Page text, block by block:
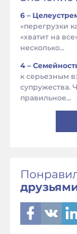
6 –
«перегрузки
«хватит на
несколько...
4 –
к серьезным
супружества.
правильное...